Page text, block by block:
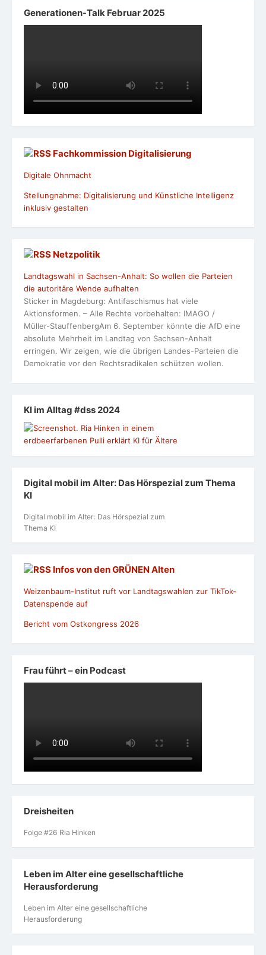
Generationen-Talk Februar 2025
Fachkommission Digitalisierung
Digitale Ohnmacht
Stellungnahme: Digitalisierung und Künstliche Intelligenz
inklusiv gestalten
Netzpolitik
Landtagswahl in Sachsen-Anhalt: So wollen die Parteien
die autoritäre Wende aufhalten
Sticker in Magdeburg: Antifaschismus hat viele
Aktionsformen. – Alle Rechte vorbehalten: IMAGO /
Müller-StauffenbergAm 6. September könnte die AfD eine
absolute Mehrheit im Landtag von Sachsen-Anhalt
erringen. Wir zeigen, wie die übrigen Landes-Parteien die
Demokratie vor den Rechtsradikalen schützen wollen.
KI im Alltag #dss 2024
Digital mobil im Alter: Das Hörspezial zum Thema
KI
Digital mobil im Alter: Das Hörspezial zum
Thema KI
Infos von den GRÜNEN Alten
Weizenbaum-Institut ruft vor Landtagswahlen zur TikTok-
Datenspende auf
Bericht vom Ostkongress 2026
Frau führt – ein Podcast
Dreisheiten
Folge #26 Ria Hinken
Leben im Alter eine gesellschaftliche
Herausforderung
Leben im Alter eine gesellschaftliche
Herausforderung